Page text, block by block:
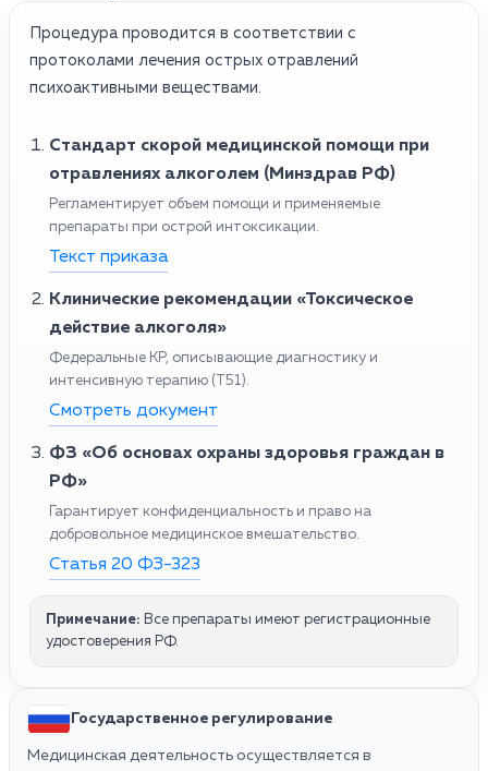
Процедура проводится в соответствии с
протоколами лечения острых отравлений
психоактивными веществами.
Стандарт скорой медицинской помощи при
отравлениях алкоголем (Минздрав РФ)
Регламентирует объем помощи и применяемые
препараты при острой интоксикации.
Текст приказа
Клинические рекомендации «Токсическое
действие алкоголя»
Федеральные КР, описывающие диагностику и
интенсивную терапию (T51).
Смотреть документ
ФЗ «Об основах охраны здоровья граждан в
РФ»
Гарантирует конфиденциальность и право на
добровольное медицинское вмешательство.
Статья 20 ФЗ-323
Примечание: Все препараты имеют регистрационные
удостоверения РФ.
Государственное регулирование
Медицинская деятельность осуществляется в